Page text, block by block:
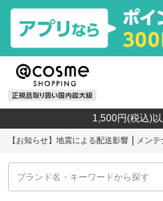
1,500円(税込)
【お知らせ】 地震による配送影響 メン
ブランド名・キーワードから探す